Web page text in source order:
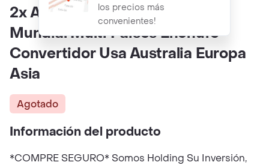
los precios más
convenientes!
2x Adaptador Usb De Viaje
Mundial Multi Paises Enchufe
Convertidor Usa Australia Europa
Asia
Agotado
Información del producto
*COMPRE SEGURO* Somos Holding Su Inversión,